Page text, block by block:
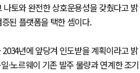
토와 완전한 상호운용성을 갖췄다고 밝
된 플랫폼을 택한 셈이다.
년에 앞당겨 인도받을 계획이라고 밝
·노르웨이 기존 발주 물량과 연계한 조기